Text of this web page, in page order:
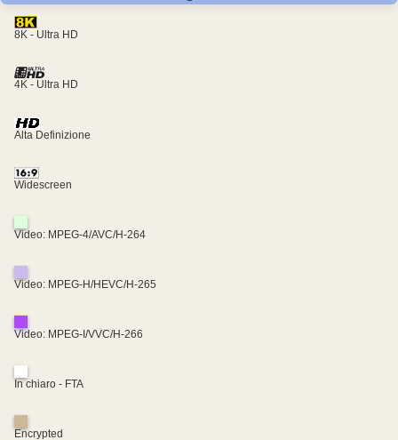
8K - Ultra HD
4K - Ultra HD
Alta Definizione
Widescreen
Video: MPEG-4/AVC/H-264
Video: MPEG-H/HEVC/H-265
Video: MPEG-I/VVC/H-266
In chiaro - FTA
Encrypted